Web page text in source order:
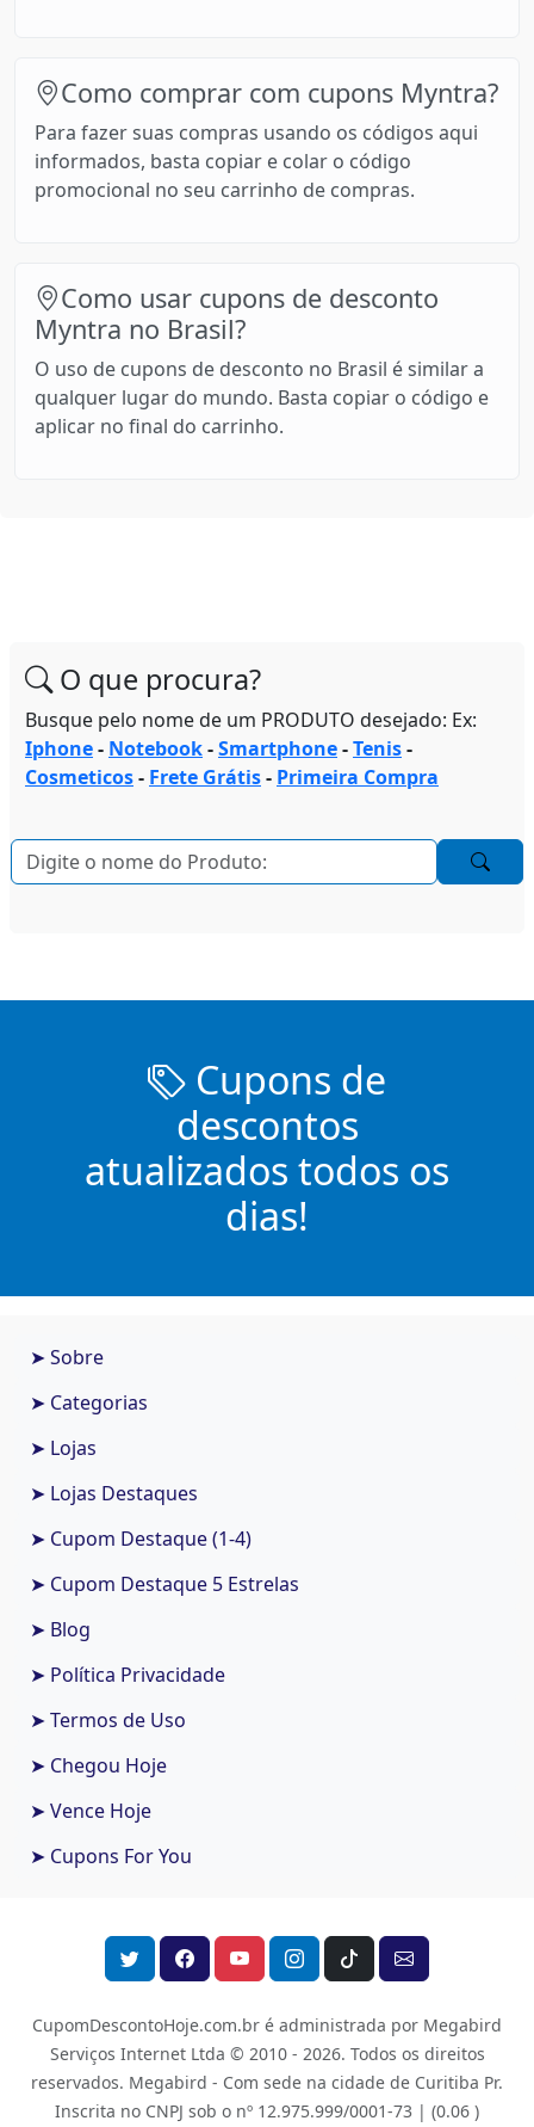
Como comprar com cupons Myntra?
Para fazer suas compras usando os códigos aqui
informados, basta copiar e colar o código
promocional no seu carrinho de compras.
Como usar cupons de desconto
Myntra no Brasil?
O uso de cupons de desconto no Brasil é similar a
qualquer lugar do mundo. Basta copiar o código e
aplicar no final do carrinho.
O que procura?
Busque pelo nome de um PRODUTO desejado: Ex:
Iphone- Notebook-Smartphone-Tenis-
Cosmeticos- Frete Grátis- Primeira Compra
Cupons de
descontos
atualizados todos os
dias!
➤ Sobre
➤ Categorias
➤ Lojas
➤ Lojas Destaques
➤ Cupom Destaque (1-4)
➤ Cupom Destaque 5 Estrelas
➤ Blog
➤ Política Privacidade
➤ Termos de Uso
➤ Chegou Hoje
➤ Vence Hoje
➤ Cupons For You
CupomDescontoHoje.com.br é administrada por Megabird
Serviços Internet Ltda © 2010 - 2026. Todos os direitos
reservados. Megabird - Com sede na cidade de Curitiba Pr.
Inscrita no CNPJ sob o nº 12.975.999/0001-73 | (0.06 )